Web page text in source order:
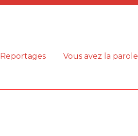
Reportages Vous avez la parole